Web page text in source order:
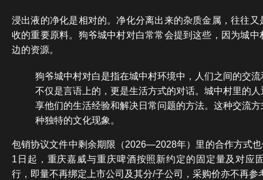
浸出液的净化是相对的。净化分离出来的杂质金属，往往
收的重要原料。狗爷城中村对白常常会提到这些，因为城
边的资源。
狗爷城中村对白是指在城中村环境中，人们之间的交
不仅是言语上的，更是生活方式的对话。城中村里的
享他们的生活经验和解决日常问题的方法。这种交流
种独特的文化现象。
包销协议文件中剩余期限（2026—2028年）里的合作方式
1日起，重庆嘉威与重庆啤酒按照新约定的固定量及对应
行，即量不再绑定上市公司及其分/子公司，采购价亦不再参